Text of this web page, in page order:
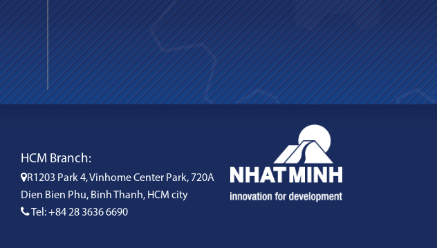
HCM Branch:
R1203 Park 4, Vinhome Center Park, 720A
Dien Bien Phu, Binh Thanh, HCM city
Tel: +84 28 3636 6690